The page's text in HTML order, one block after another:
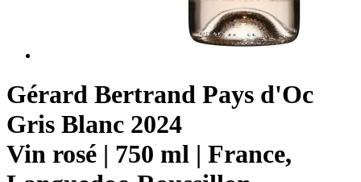
Gérard Bertrand Pays d'Oc
Gris Blanc 2024
Vin rosé | 750 ml | France,